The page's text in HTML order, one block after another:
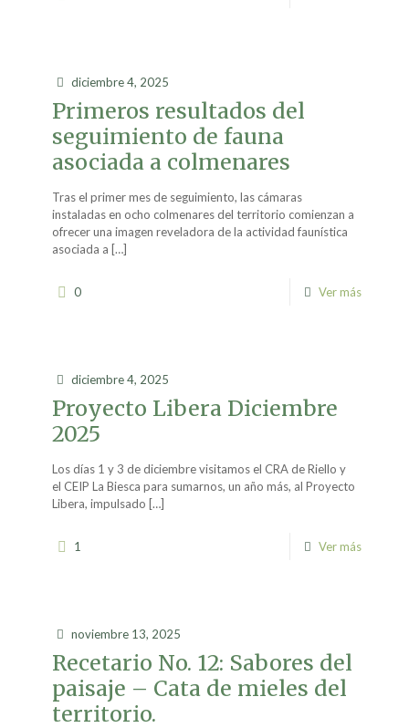
diciembre 4, 2025
Primeros resultados del
seguimiento de fauna
asociada a colmenares
Tras el primer mes de seguimiento, las cámaras
instaladas en ocho colmenares del territorio comienzan a
ofrecer una imagen reveladora de la actividad faunística
asociada a […]
0 Ver más
diciembre 4, 2025
Proyecto Libera Diciembre
2025
Los días 1 y 3 de diciembre visitamos el CRA de Riello y
el CEIP La Biesca para sumarnos, un año más, al Proyecto
Libera, impulsado […]
1 Ver más
noviembre 13, 2025
Recetario No. 12: Sabores del
paisaje – Cata de mieles del
territorio.